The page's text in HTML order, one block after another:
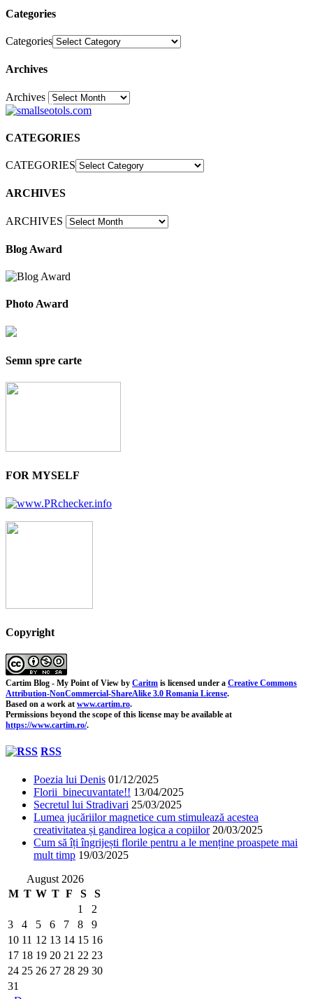
Categories
Categories
Archives
Archives30
CATEGORIES
CATEGORIES
ARCHIVES
ARCHIVES
Blog Award
Photo Award
Semn spre carte
FOR MYSELF
Copyright
Cartim Blog - My Point of View by Caritm is licensed under a Creative Commons
Attribution-NonCommercial-ShareAlike 3.0 Romania License.
Based on a work at www.cartim.ro.
Permissions beyond the scope of this license may be available at
https://www.cartim.ro/.
RSS
Poezia lui Denis 01/12/2025
Florii binecuvantate!! 13/04/2025
Secretul lui Stradivari 25/03/2025
Lumea jucăriilor magnetice cum stimulează acestea
creativitatea și gandirea logica a copiilor 20/03/2025
Cum să îți îngrijești florile pentru a le menține proaspete mai
mult timp 19/03/2025
August 2026
M T W T F S
S
1
2
3
4 5 6 7 8
9
10 11 12 13 14 15 16
17 18 19 20 21 22 23
24 25 26 27 28 29 30
31